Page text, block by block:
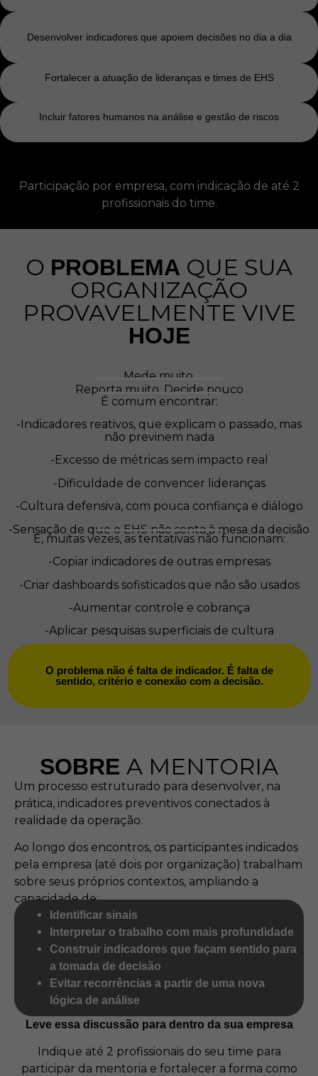
Desenvolver indicadores que apoiem decisões no dia a dia
Fortalecer a atuação de lideranças e times de EHS
Incluir fatores humanos na análise e gestão de riscos
Participação por empresa, com indicação de até 2
profissionais do time.
O PROBLEMA QUE SUA
ORGANIZAÇÃO
PROVAVELMENTE VIVE
HOJE
Mede muito.
Reporta muito. Decide pouco
É comum encontrar:
-Indicadores reativos, que explicam o passado, mas
não previnem nada
-Excesso de métricas sem impacto real
-Dificuldade de convencer lideranças
-Cultura defensiva, com pouca confiança e diálogo
-Sensação de que o EHS não senta à mesa da decisão
E, muitas vezes, as tentativas não funcionam:
-Copiar indicadores de outras empresas
-Criar dashboards sofisticados que não são usados
-Aumentar controle e cobrança
-Aplicar pesquisas superficiais de cultura
O problema não é falta de indicador. É falta de
sentido, critério e conexão com a decisão.
SOBRE A MENTORIA
Um processo estruturado para desenvolver, na
prática, indicadores preventivos conectados à
realidade da operação.
Ao longo dos encontros, os participantes indicados
pela empresa (até dois por organização) trabalham
sobre seus próprios contextos, ampliando a
capacidade de:
Identificar sinais
Interpretar o trabalho com mais profundidade
Construir indicadores que façam sentido para
a tomada de decisão
Evitar recorrências a partir de uma nova
lógica de análise
Leve essa discussão para dentro da sua empresa
Indique até 2 profissionais do seu time para
participar da mentoria e fortalecer a forma como